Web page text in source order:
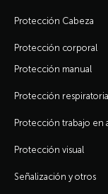
Protección Cabeza
Protección corporal
Protección manual
Protección respiratoria
Protección trabajo en
Protección visual
Señalización y otros